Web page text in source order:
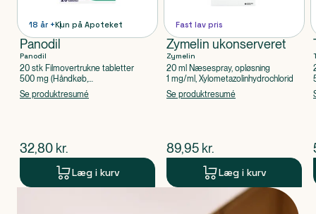
18 år +Kun på Apoteket
Panodil
Panodil
20 stk Filmovertrukne tabletter
500 mg (Håndkøb,
apoteksforbeholdt), Paracetamol
Se produktresumé
$nuværende pris
32,80 kr.
Læg i kurv
Fast lav pris
Zymelin ukonserveret
Zymelin
20 ml Næsespray, opløsning
1 mg/ml, Xylometazolinhydrochlorid
Se produktresumé
$nuværende pris
89,95 kr.
Læg i kurv